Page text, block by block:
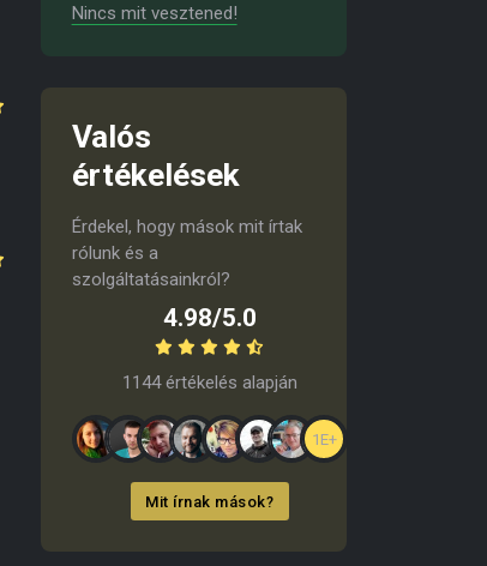
Nincs mit vesztened!
Valós
értékelések
Érdekel, hogy mások mit írtak
rólunk és a
szolgáltatásainkról?
4.98/5.0
1144 értékelés alapján
1E+
Mit írnak mások?